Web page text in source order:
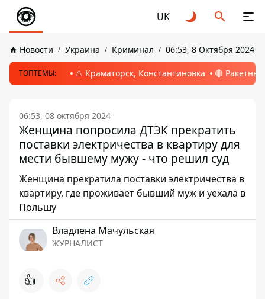
UK
Новости Украина Криминал 06:53, 8 Октября 2024
ТОПТЕМЫ: ⚠️ Краматорск, Константиновка 🔴
06:53, 08 октября 2024
Женщина попросила ДТЭК прекратить
поставки электричества в квартиру для
мести бывшему мужу - что решил суд
Женщина прекратила поставки электричества в
квартиру, где проживает бывший муж и уехала в
Польшу
Владлена Мачульская
ЖУРНАЛИСТ
👍